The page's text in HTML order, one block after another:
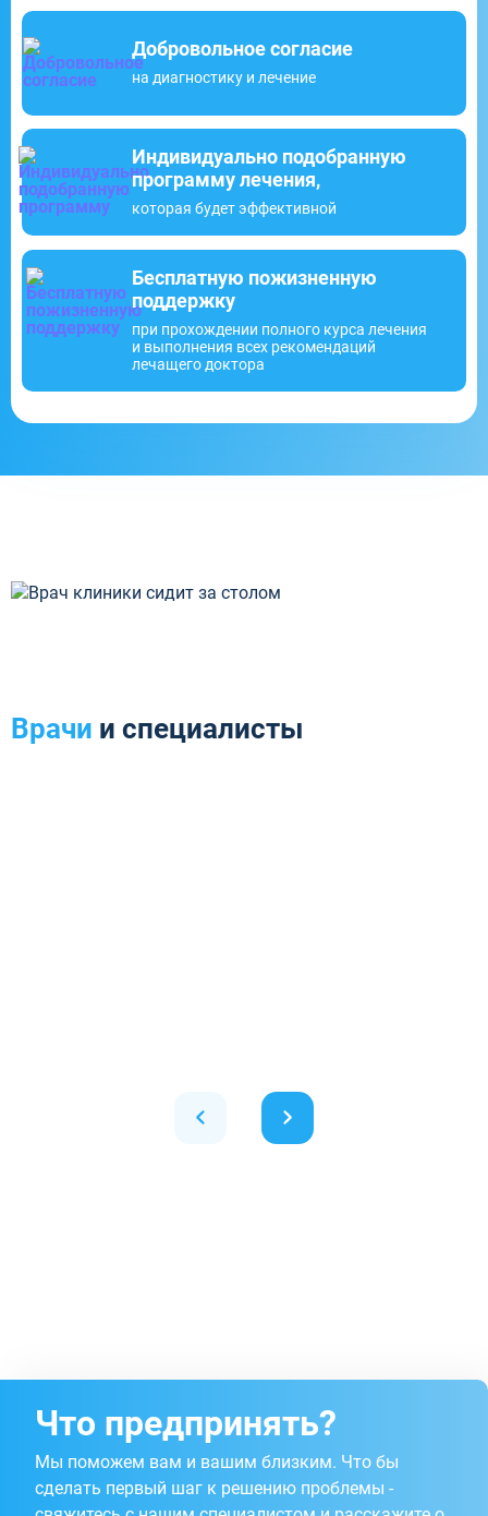
Добровольное согласие
на диагностику и лечение
Индивидуально подобранную
программу лечения,
которая будет эффективной
Бесплатную пожизненную
поддержку
при прохождении полного курса лечения
и выполнения всех рекомендаций
лечащего доктора
Врачи и специалисты
Что предпринять?
Мы поможем вам и вашим близким. Что бы
сделать первый шаг к решению проблемы -